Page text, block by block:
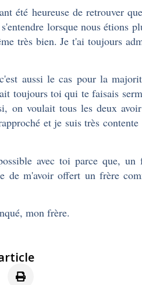
été heureuse de retrouver
lorsque nous étions
très bien. Je t'ai toujours
aussi le cas pour la
toujours toi qui te faisais
on voulait tous les deux
et je suis très
avec toi parce que,
de m'avoir offert un frère
mon frère.